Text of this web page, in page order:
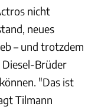
nicht
neues
– und trotzdem
Brüder
"Das ist
Tilmann